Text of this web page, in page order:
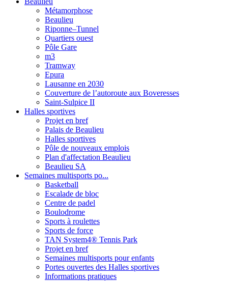
Métamorphose
Beaulieu
Riponne–Tunnel
Quartiers ouest
Pôle Gare
m3
Tramway
Epura
Lausanne en 2030
Couverture de l’autoroute aux Boveresses
Saint-Sulpice II
Halles sportives
Projet en bref
Palais de Beaulieu
Halles sportives
Pôle de nouveaux emplois
Plan d'affectation Beaulieu
Beaulieu SA
Semaines multisports po...
Basketball
Escalade de bloc
Centre de padel
Boulodrome
Sports à roulettes
Sports de force
TAN System4® Tennis Park
Projet en bref
Semaines multisports pour enfants
Portes ouvertes des Halles sportives
Informations pratiques